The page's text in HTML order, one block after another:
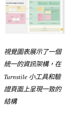
視覺圖表展示了一個
統一的資訊架構，在
Turnstile 小工具和驗
證頁面上呈現一致的
結構